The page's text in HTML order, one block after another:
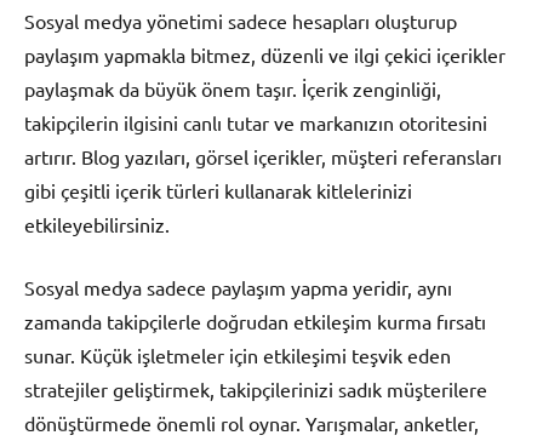
Sosyal medya yönetimi sadece hesapları oluşturup
paylaşım yapmakla bitmez, düzenli ve ilgi çekici içerikler
paylaşmak da büyük önem taşır. İçerik zenginliği,
takipçilerin ilgisini canlı tutar ve markanızın otoritesini
artırır. Blog yazıları, görsel içerikler, müşteri referansları
gibi çeşitli içerik türleri kullanarak kitlelerinizi
etkileyebilirsiniz.
Sosyal medya sadece paylaşım yapma yeridir, aynı
zamanda takipçilerle doğrudan etkileşim kurma fırsatı
sunar. Küçük işletmeler için etkileşimi teşvik eden
stratejiler geliştirmek, takipçilerinizi sadık müşterilere
dönüştürmede önemli rol oynar. Yarışmalar, anketler,